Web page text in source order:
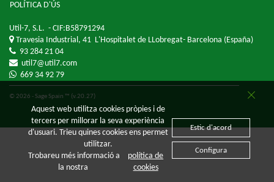
POLÍTICA D'ÚS
Util-7, S.L. - CIF:B58791294
Travesia Industrial, 41 L'Hospitalet de LLobregat- Barcelona (España)
93 284 21 04
util7@util7.com
669 34 92 79
© 2026 - Sage Spain ™ (v.20.27)
Aquest web utilitza cookies pròpies i de
tercers per millorar la seva experiència
d'usuari. Trieu quines cookies ens permet
utilitzar.
Trobareu més informació a
la nostra
política de
cookies
Estic d'acord
Configura